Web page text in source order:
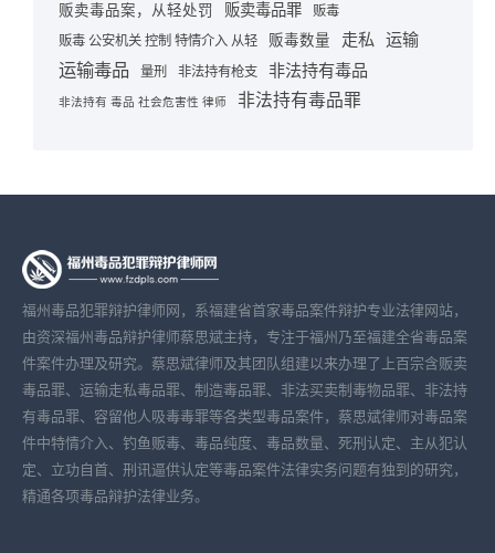
贩卖毒品案，从轻处罚 贩卖毒品罪
贩毒
贩毒 公安机关 控制 特情介入 从轻
贩毒数量 走私 运输
运输毒品 量刑 非法持有枪支 非法持有毒品
非法持有 毒品 社会危害性 律师 非法持有毒品罪
福州毒品犯罪辩护律师网，系福建省首家毒品案件辩护专业法律网站，
由资深福州毒品辩护律师蔡思斌主持，专注于福州乃至福建全省毒品案
件案件办理及研究。蔡思斌律师及其团队组建以来办理了上百宗含贩卖
毒品罪、运输走私毒品罪、制造毒品罪、非法买卖制毒物品罪、非法持
有毒品罪、容留他人吸毒毒罪等各类型毒品案件，蔡思斌律师对毒品案
件中特情介入、钓鱼贩毒、毒品纯度、毒品数量、死刑认定、主从犯认
定、立功自首、刑讯逼供认定等毒品案件法律实务问题有独到的研究，
精通各项毒品辩护法律业务。